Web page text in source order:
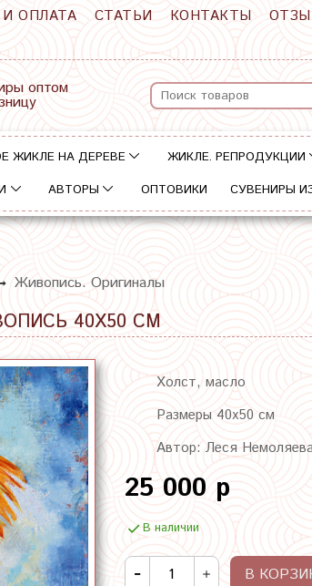
ОПЛАТА СТАТЬИ КОНТАКТЫ
оптом
ЖИКЛЕ НА ДЕРЕВЕ ЖИКЛЕ. РЕПРОДУКЦИИ
АВТОРЫ ОПТОВИКИ СУВЕНИРЫ
Живопись. Оригиналы
40Х50 СМ
Холст, масло
Размеры 40х50 см
Автор: Леся
25 000 р
В наличии
В